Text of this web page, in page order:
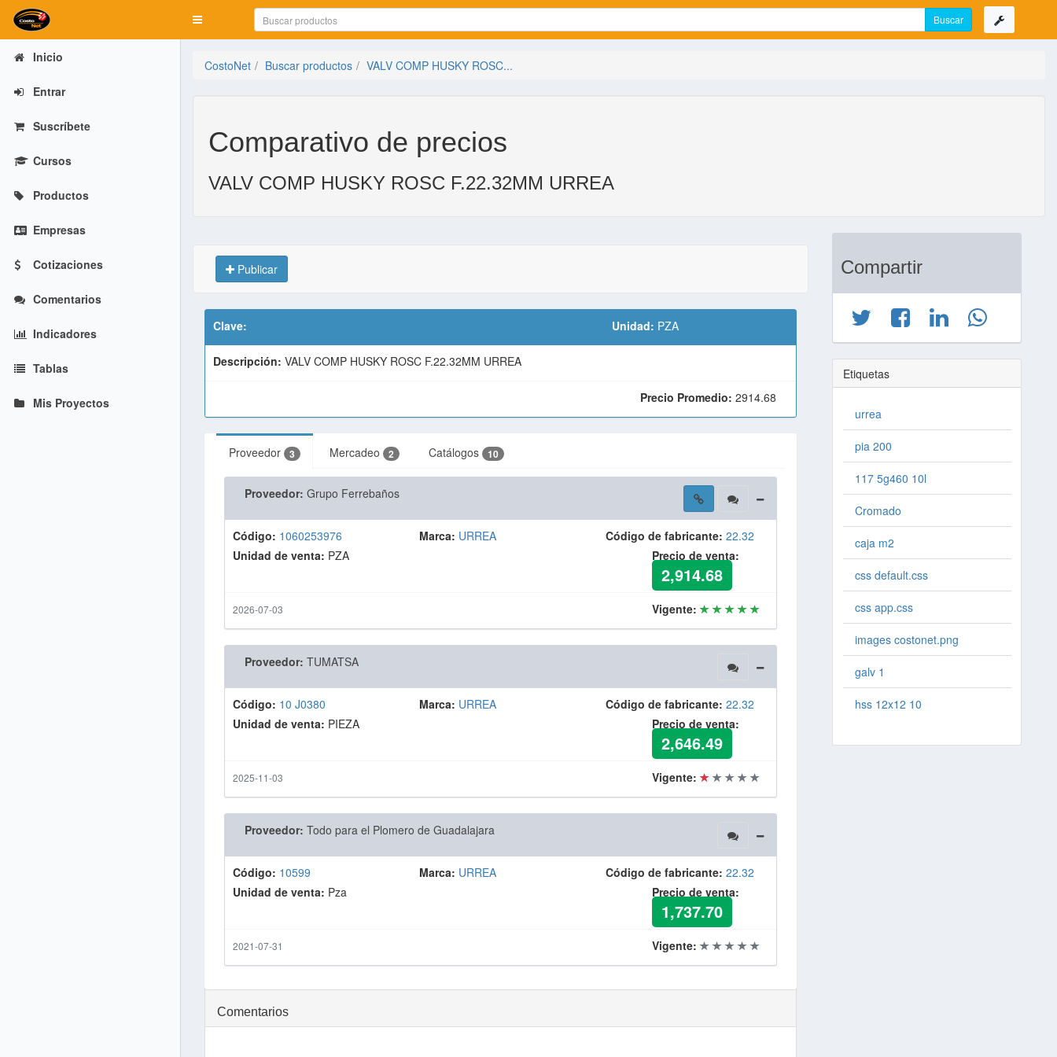
Mostrar menú
Inicio
Entrar
Suscríbete
Cursos
Productos
Empresas
Cotizaciones
Comentarios
Indicadores
Tablas
Mis Proyectos
CostoNet Buscar productos VALV COMP HUSKY ROSC...
Comparativo de precios
VALV COMP HUSKY ROSC F.22.32MM URREA
Publicar
Clave: Unidad: PZA
Descripción: VALV COMP HUSKY ROSC F.22.32MM URREA
Precio Promedio: 2914.68
Proveedor 3 Mercadeo 2 Catálogos 10
Proveedor: Grupo Ferrebaños
Código: 1060253976 Marca: URREA Código de fabricante: 22.32
Unidad de venta: PZA Precio de venta:
2,914.68
2026-07-03 Vigente:
Proveedor: TUMATSA
Código: 10 J0380 Marca: URREA Código de fabricante: 22.32
Unidad de venta: PIEZA Precio de venta:
2,646.49
2025-11-03 Vigente:
Proveedor: Todo para el Plomero de Guadalajara
Código: 10599 Marca: URREA Código de fabricante: 22.32
Unidad de venta: Pza Precio de venta:
1,737.70
2021-07-31 Vigente:
Comentarios
Compartir
Etiquetas
urrea
pia 200
117 5g460 10l
Cromado
caja m2
css default.css
css app.css
images costonet.png
galv 1
hss 12x12 10